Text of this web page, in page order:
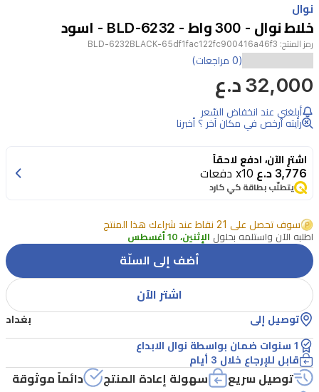
1
of
8
نوال
خلاط نوال - 300 واط - BLD-6232 - اسود
رمز المنتج: BLD-6232BLACK-65df1fac122fc900416a46f3
خلاط
نوال
BLD-
6232
القائم
أداءً
بفضل
محرك
300
واط
و4
شفرات
من
الفولاذ
(0 مراجعات)
32,000 د.ع
أبلغني عند انخفاض السّعر
رأيته أرخص في مكان آخر ؟ أخبرنا
اشترِ الآن، ادفع لاحقاً
3,776 د.ع x10 دفعات
يتطلّب بطاقة كي كارد
سوف تحصل على 21 نقاط عند شراءك هذا المنتج
اطلبه الآن واستلمه بحلول الإثنين، 10 أغسطس
أضف إلى السلّة
اشتر الآن
توصيل إلى بغداد
1 سنوات ضمان بواسطة نوال الابداع
قابل للإرجاع خلال 3 أيام
توصيل سريع سهولة إعادة المنتج
دائماً موثوقة